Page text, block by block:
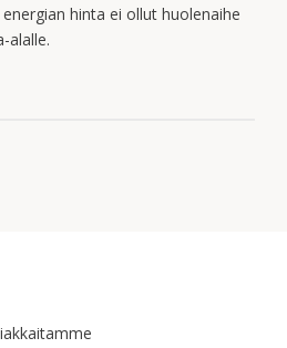
hinta ei ollut huolenaihe
alalle.